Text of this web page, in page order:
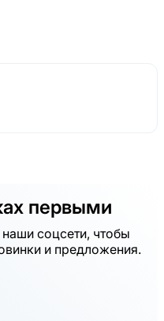
первыми
соцсети, чтобы
и предложения.